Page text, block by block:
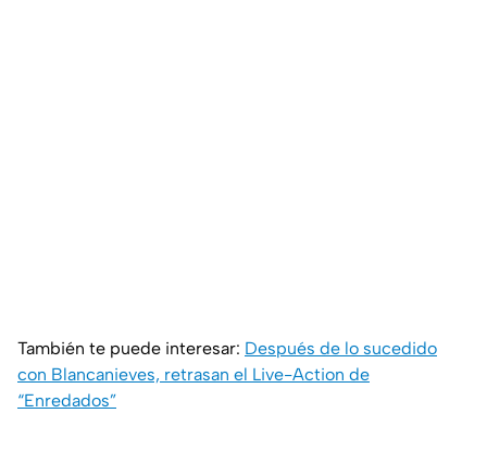
También te puede interesar: Después de lo sucedido
con Blancanieves, retrasan el Live-Action de
“Enredados”